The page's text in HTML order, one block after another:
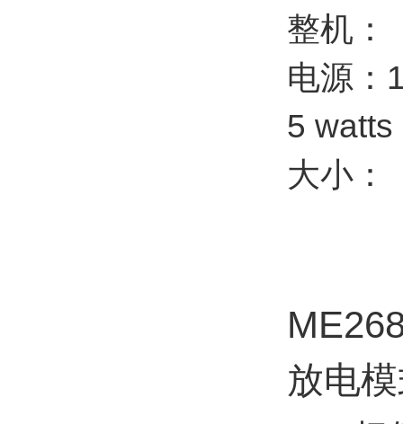
整机：
电源：
5 watts
大小
放电